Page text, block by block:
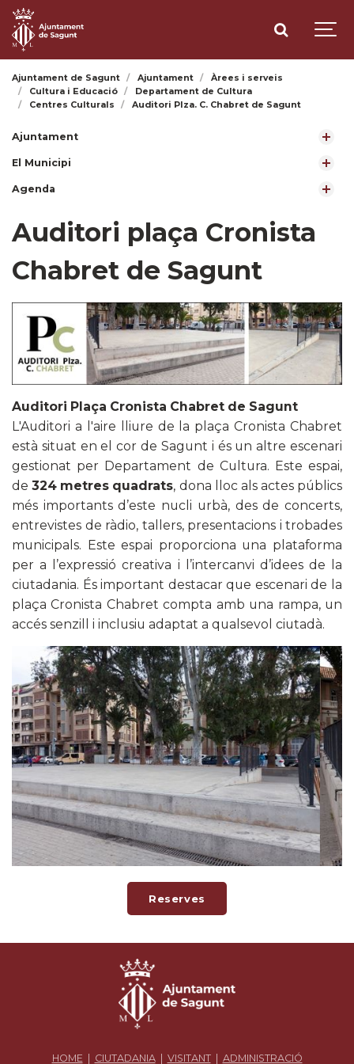
Ajuntament de Sagunt Ajuntament
Àrees i serveis
Cultura i Educació
Departament de Cultura
Centres Culturals
Auditori Plza. C. Chabret de Sagunt
Ajuntament
El Municipi
Agenda
Auditori plaça Cronista
Chabret de Sagunt
Auditori Plaça Cronista Chabret de Sagunt
L'Auditori a l'aire lliure de la plaça Cronista Chabret
està situat en el cor de Sagunt i és un altre escenari
gestionat per Departament de Cultura. Este espai,
de324 metres quadrats, dona lloc als actes públics
més importants d’este nucli urbà, des de concerts,
entrevistes de ràdio, tallers, presentacions i trobades
municipals. Este espai proporciona una plataforma
per a l’expressió creativa i l’intercanvi d’idees de la
ciutadania. És important destacar que escenari de la
plaça Cronista Chabret compta amb una rampa, un
accés senzill i inclusiu adaptat a qualsevol ciutadà.
Reserves
HOME CIUTADANIA| VISITANT| ADMINISTRACIÓ